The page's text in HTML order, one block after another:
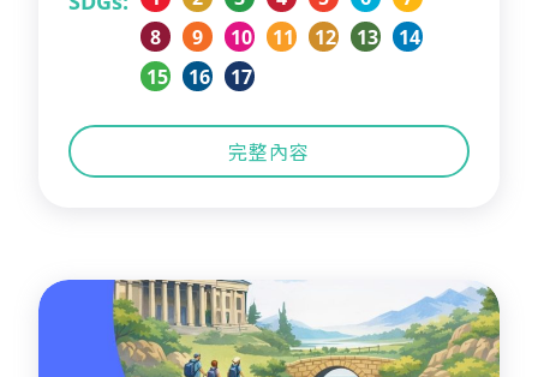
8
9 10 11 12 13
14
15
16 17
完整內容